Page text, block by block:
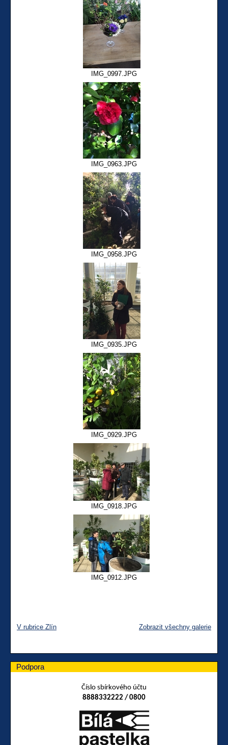
IMG_0997.JPG
IMG_0963.JPG
IMG_0958.JPG
IMG_0935.JPG
IMG_0929.JPG
IMG_0918.JPG
IMG_0912.JPG
V rubrice Zlín Zobrazit všechny galerie
Podpora
Číslo sbírkového účtu
8888332222 / 0800